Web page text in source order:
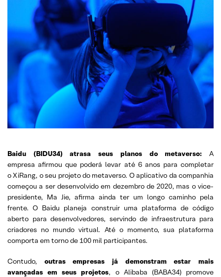
Baidu (BIDU34) atrasa seus planos do metaverso: A
empresa afirmou que poderá levar até 6 anos para completar
o XiRang, o seu projeto do metaverso. O aplicativo da companhia
começou a ser desenvolvido em dezembro de 2020, mas o vice-
presidente, Ma Jie, afirma ainda ter um longo caminho pela
frente. O Baidu planeja construir uma plataforma de código
aberto para desenvolvedores, servindo de infraestrutura para
criadores no mundo virtual. Até o momento, sua plataforma
comporta em torno de 100 mil participantes.
Contudo, outras empresas já demonstram estar mais
avançadas em seus projetos, o Alibaba (BABA34) promove